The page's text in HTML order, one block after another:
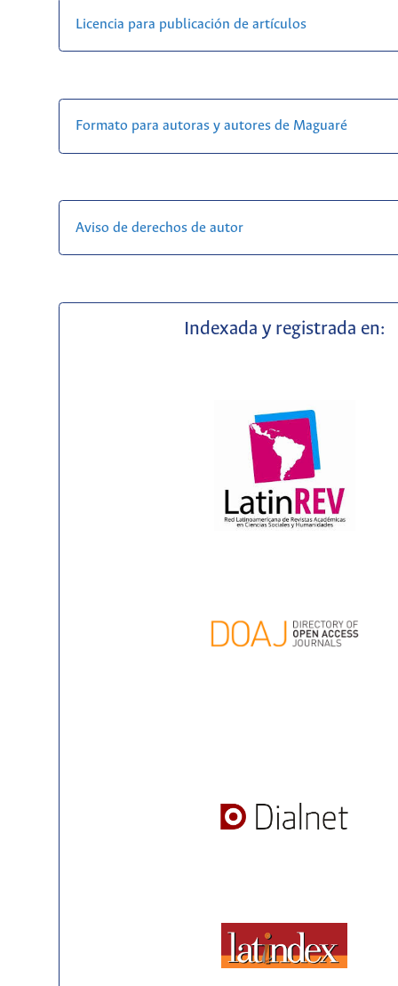
Licencia para publicación de artículos
Formato para autoras y autores de Maguaré
Aviso de derechos de autor
Indexada y registrada en: